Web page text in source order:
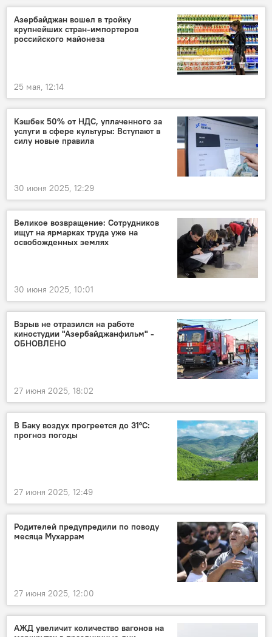
Азербайджан вошел в тройку
крупнейших стран-импортеров
российского майонеза
25 мая, 12:14
Кэшбек 50% от НДС, уплаченного за
услуги в сфере культуры: Вступают в
силу новые правила
30 июня 2025, 12:29
Великое возвращение: Сотрудников
ищут на ярмарках труда уже на
освобожденных землях
30 июня 2025, 10:01
Взрыв не отразился на работе
киностудии "Азербайджанфильм" -
ОБНОВЛЕНО
27 июня 2025, 18:02
В Баку воздух прогреется до 31°C:
прогноз погоды
27 июня 2025, 12:49
Родителей предупредили по поводу
месяца Мухаррам
27 июня 2025, 12:00
АЖД увеличит количество вагонов на